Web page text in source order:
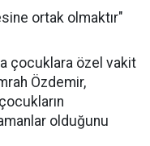
ortak olmaktır"
çocuklara özel vakit
Özdemir,
olduğunu